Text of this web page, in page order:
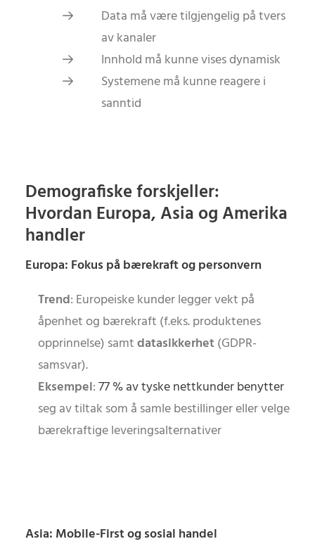
Data må være tilgjengelig på tvers
av kanaler
Innhold må kunne vises dynamisk
Systemene må kunne reagere i
sanntid
Demografiske forskjeller:
Hvordan Europa, Asia og Amerika
handler
Europa: Fokus på bærekraft og personvern
Trend: Europeiske kunder legger vekt på
åpenhet og bærekraft (f.eks. produktenes
opprinnelse) samtdatasikkerhet(GDPR-
samsvar).
Eksempel:77 % av tyske nettkunder benytter
seg av tiltak som å samle bestillinger eller velge
bærekraftige leveringsalternativer
Asia: Mobile-First og sosial handel